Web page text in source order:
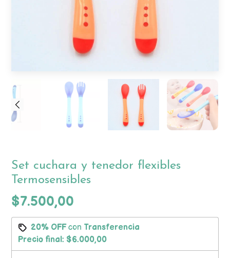
Set cuchara y tenedor flexibles
Termosensibles
$7.500,00
20% OFFcon Transferencia
Precio final: $6.000,00